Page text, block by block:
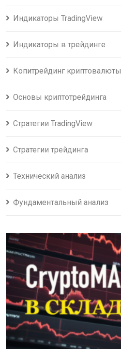
Индикаторы TradingView
Индикаторы в трейдинге
Копитрейдинг криптовалюты
Основы криптотрейдинга
Стратегии TradingView
Стратегии трейдинга
Технический анализ
Фундаментальный анализ